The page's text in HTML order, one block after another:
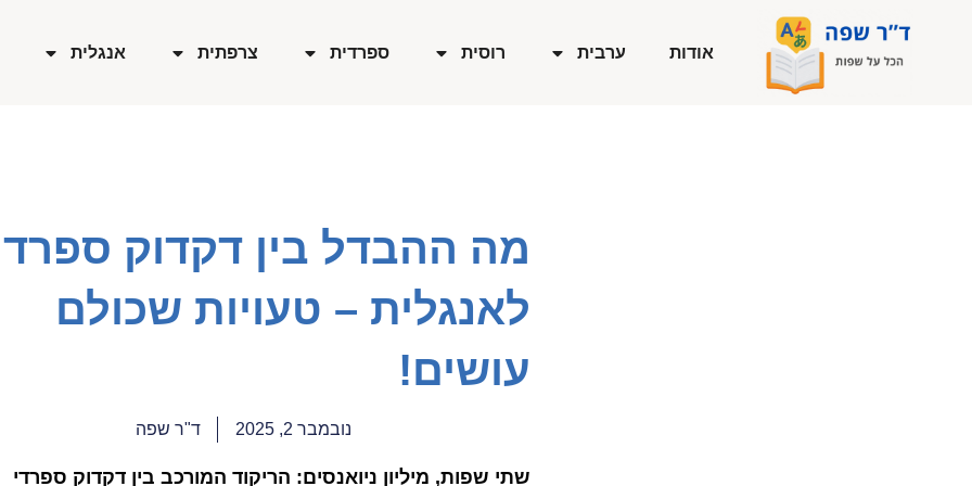
אודות ערבית רוסית ספרדית צרפתית אנגלית
מה ההבדל בין דקדוק
לאנגלית – טעויות שכולם
עושים!
נובמבר 2, 2025 ד"ר שפה
שתי שפות, מיליון ניואנסים: הריקוד המורכב בין דקדוק ספרדי